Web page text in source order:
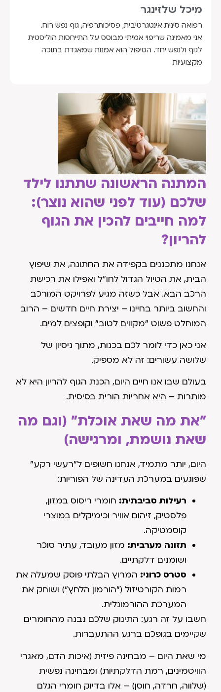
מיכל שלזינגר
רפואה סינית אינטגרטיבית, פסיכותרפיה, גוף נפש רוח.
אני מאמינה שריפוי אמיתי מבוסס על התייחסות הוליסטית
לגוף ולנפש יחד. הטיפול הוא אמנות שמאגדת בתוכה
מקצועיות
המתנה הראשונה שתתנו לילד
שלכם (עוד לפני שהוא נוצר):
למה חייבים להכין את הגוף
להריון?
אנחנו מתכננים בקפידה את החתונה, את שיפוץ
הבית, את הטיול הגדול לחו"ל ואפילו את רכישת
הרכב הבא. אבל כשזה מגיע לפרויקט המורכב
והחשוב ביותר בחיינו – יצירת חיים חדשים – הרוב
המוחלט פשוט "מקווים לטוב" וקופצים למים.
אני כאן כדי לומר לכם בכנות, מתוך ניסיון של
שלושה עשורים: זה לא מספיק.
בעולם שבו אנו חיים היום, הכנת הגוף להריון היא לא
מותרות – היא אחריות הורית בסיסית.
"את מה שאת אוכלת" (וגם מה
שאת נושמת, ומרגישה)
היום, יותר מתמיד, אנחנו חשופים ל"רעשי רקע"
שפוגעים במערכת העדינה של הפוריות:
רעילות סביבתית: חומרי ריסוס במזון,
פלסטיק, זיהום אוויר וכימיקלים במוצרי
קוסמטיקה.
תזונה מערבית: מזון מעובד, עתיר סוכר
ושומנים דלקתיים.
סטרס כרוני: המרוץ הבלתי פוסק שמעלה את
רמות הקורטיזול ("הורמון הלחץ") ושוחק את
המערכת ההורמונלית.
חשבו על זה רגע: התינוק שלכם נבנה מהחומרים
שקיימים בגופכם ברגע ההתעברות.
מי שאת היום – מבחינה פיזית (איכות הדם, מאגרי
הוויטמינים, רמת הדלקתיות) ומבחינה נפשית
(שלווה, חרדה, חוסן) – אלו בדיוק חומרי הגלם